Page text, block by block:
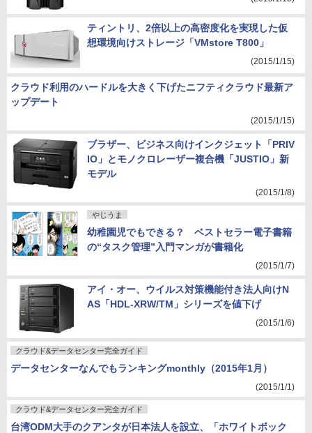
ティントリ、2倍以上の高密度化を実現した仮
想環境向けストレージ「VMstore T800」
(2015/1/15)
クラウド利用のハードルを大きく下げたニフティクラウド最新ア
ップデート
(2015/1/15)
ブラザー、ビジネス向けインクジェット「PRIV
IO」とモノクロレーザー複合機「JUSTIO」新
モデル
(2015/1/8)
やじうま
幼稚園児でもできる？ ベストセラー電子書籍
の“タスク管理”入門マンガが書籍化
(2015/1/7)
アイ・オー、ウイルス対策機能付き法人向けN
AS「HDL-XRW/TM」シリーズを値下げ
(2015/1/6)
クラウド&データセンター完全ガイド
データセンターなんでもランキングmonthly（2015年1月）
(2015/1/1)
クラウド&データセンター完全ガイド
台湾ODM大手のクアンタが日本法人を設立、「ホワイトボック